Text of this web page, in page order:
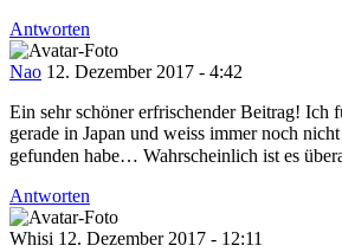
Antworten
Nao 12. Dezember 2017 - 4:42
Ein sehr schöner erfrischender Beitrag! Ich
gerade in Japan und weiss immer noch
gefunden habe… Wahrscheinlich ist es
Antworten
Whisi 12. Dezember 2017 - 12:11